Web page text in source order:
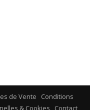
de Vente
Conditions
& Cookies Contact